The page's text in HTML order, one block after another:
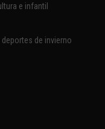
e infantil
de invierno